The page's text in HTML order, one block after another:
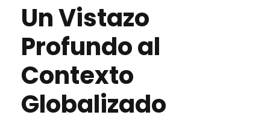
Un Vistazo
Profundo al
Contexto
Globalizado